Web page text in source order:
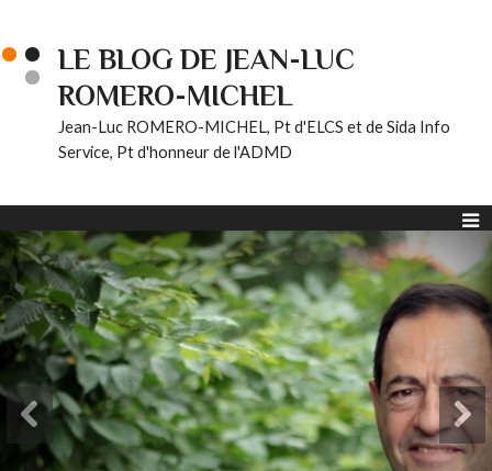
LE BLOG DE JEAN-LUC
ROMERO-MICHEL
Jean-Luc ROMERO-MICHEL, Pt d'ELCS et de Sida Info
Service, Pt d'honneur de l'ADMD